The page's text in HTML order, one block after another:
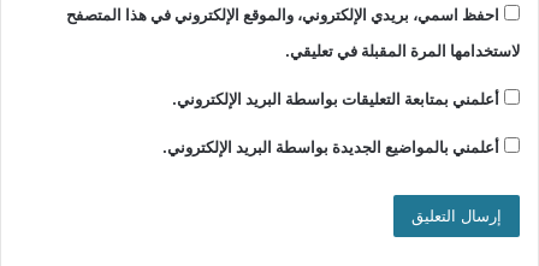
احفظ اسمي، بريدي الإلكتروني، والموقع الإلكتروني في هذا المتصفح
لاستخدامها المرة المقبلة في تعليقي.
أعلمني بمتابعة التعليقات بواسطة البريد الإلكتروني.
أعلمني بالمواضيع الجديدة بواسطة البريد الإلكتروني.